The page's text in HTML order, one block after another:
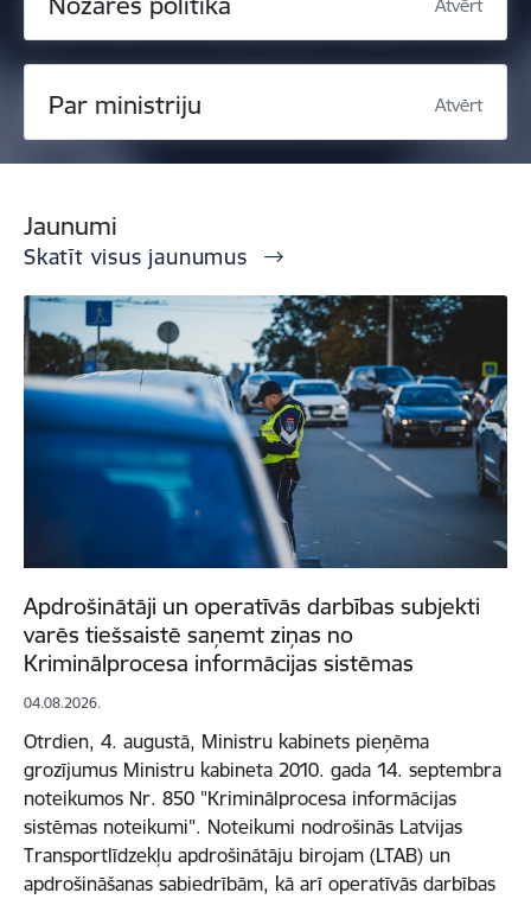
Atvērt
Par ministriju Atvērt
Jaunumi
Skatīt visus jaunumus
Apdrošinātāji un operatīvās darbības subjekti
varēs tiešsaistē saņemt ziņas no
Kriminālprocesa informācijas sistēmas
04.08.2026.
Otrdien, 4. augustā, Ministru kabinets pieņēma
grozījumus Ministru kabineta 2010. gada 14. septembra
noteikumos Nr. 850 "Kriminālprocesa informācijas
sistēmas noteikumi". Noteikumi nodrošinās Latvijas
Transportlīdzekļu apdrošinātāju birojam (LTAB) un
apdrošināšanas sabiedrībām, kā arī operatīvās darbības